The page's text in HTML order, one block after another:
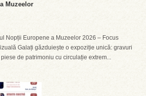
Muzeelor
Nopții Europene a Muzeelor 2026 – Focus
Galați găzduiește o expoziție unică: gravuri
de patrimoniu cu circulație extrem...